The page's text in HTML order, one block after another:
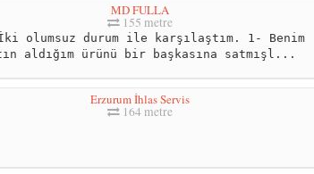
MD FULLA
155 metre
olumsuz durum ile karşılaştım. 1- Benim
aldığım ürünü bir başkasına satmışl...
Erzurum İhlas Servis
164 metre